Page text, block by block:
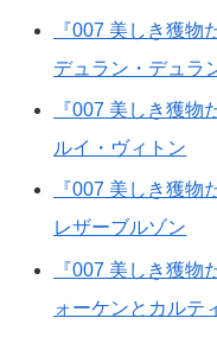
『007 美しき獲物
デュラン・デュラ
『007 美しき獲物
ルイ・ヴィトン
『007 美しき獲物
レザーブルゾン
『007 美しき獲物
ォーケンとカルテ